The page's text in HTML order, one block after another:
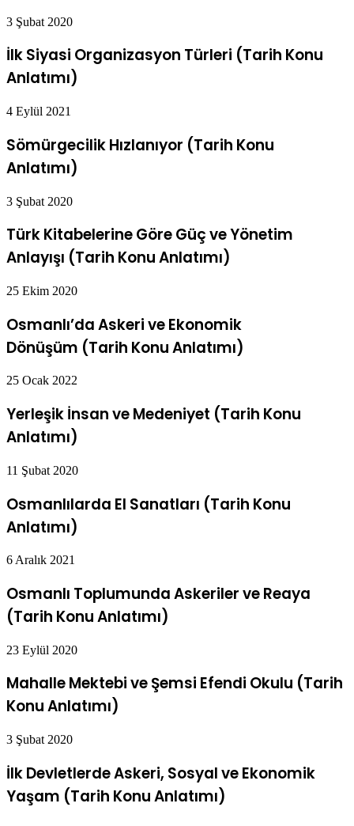
3 Şubat 2020
İlk Siyasi Organizasyon Türleri (Tarih Konu
Anlatımı)
4 Eylül 2021
Sömürgecilik Hızlanıyor (Tarih Konu
Anlatımı)
3 Şubat 2020
Türk Kitabelerine Göre Güç ve Yönetim
Anlayışı (Tarih Konu Anlatımı)
25 Ekim 2020
Osmanlı’da Askeri ve Ekonomik
Dönüşüm (Tarih Konu Anlatımı)
25 Ocak 2022
Yerleşik İnsan ve Medeniyet (Tarih Konu
Anlatımı)
11 Şubat 2020
Osmanlılarda El Sanatları (Tarih Konu
Anlatımı)
6 Aralık 2021
Osmanlı Toplumunda Askeriler ve Reaya
(Tarih Konu Anlatımı)
23 Eylül 2020
Mahalle Mektebi ve Şemsi Efendi Okulu (Tarih
Konu Anlatımı)
3 Şubat 2020
İlk Devletlerde Askeri, Sosyal ve Ekonomik
Yaşam (Tarih Konu Anlatımı)